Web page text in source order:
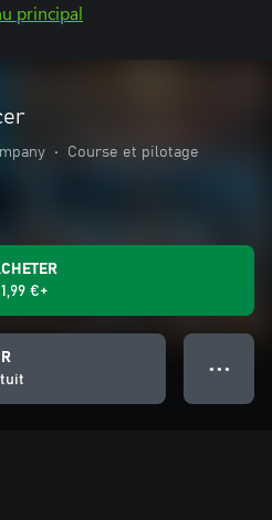
principal
• Course et pilotage
1,99 €+
● ● ●